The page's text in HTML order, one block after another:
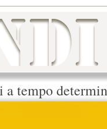
tempo